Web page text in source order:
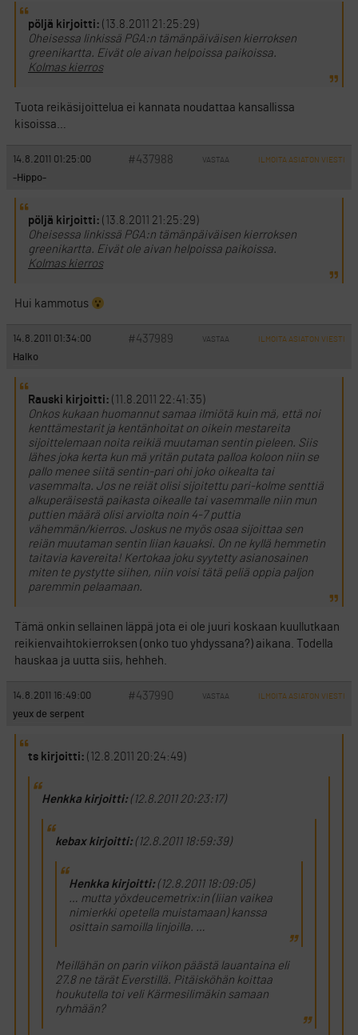
pöljä kirjoitti: (13.8.2011 21:25:29)
Oheisessa linkissä PGA:n tämänpäiväisen kierroksen
greenikartta. Eivät ole aivan helpoissa paikoissa.
Kolmas kierros
Tuota reikäsijoittelua ei kannata noudattaa kansallissa
kisoissa…
14.8.2011 01:25:00 #437988 VASTAA ILMOITA ASIATON VIESTI
-Hippo-
pöljä kirjoitti: (13.8.2011 21:25:29)
Oheisessa linkissä PGA:n tämänpäiväisen kierroksen
greenikartta. Eivät ole aivan helpoissa paikoissa.
Kolmas kierros
Hui kammotus
14.8.2011 01:34:00 #437989 VASTAA ILMOITA ASIATON VIESTI
Halko
Rauski kirjoitti: (11.8.2011 22:41:35)
Onkos kukaan huomannut samaa ilmiötä kuin mä, että noi
kenttämestarit ja kentänhoitat on oikein mestareita
sijoittelemaan noita reikiä muutaman sentin pieleen. Siis
lähes joka kerta kun mä yritän putata palloa koloon niin se
pallo menee siitä sentin-pari ohi joko oikealta tai
vasemmalta. Jos ne reiät olisi sijoitettu pari-kolme senttiä
alkuperäisestä paikasta oikealle tai vasemmalle niin mun
puttien määrä olisi arviolta noin 4-7 puttia
vähemmän/kierros. Joskus ne myös osaa sijoittaa sen
reiän muutaman sentin liian kauaksi. On ne kyllä hemmetin
taitavia kavereita! Kertokaa joku syytetty asianosainen
miten te pystytte siihen, niin voisi tätä peliä oppia paljon
paremmin pelaamaan.
Tämä onkin sellainen läppä jota ei ole juuri koskaan kuullutkaan
reikienvaihtokierroksen (onko tuo yhdyssana?) aikana. Todella
hauskaa ja uutta siis, hehheh.
14.8.2011 16:49:00 #437990 VASTAA ILMOITA ASIATON VIESTI
yeux de serpent
ts kirjoitti: (12.8.2011 20:24:49)
Henkka kirjoitti:(12.8.2011 20:23:17)
kebax kirjoitti:(12.8.2011 18:59:39)
Henkka kirjoitti:(12.8.2011 18:09:05)
… mutta yöxdeucemetrix:in (liian vaikea
nimierkki opetella muistamaan) kanssa
osittain samoilla linjoilla. …
Meillähän on parin viikon päästä lauantaina eli
27.8 ne tärät Everstillä. Pitäisköhän koittaa
houkutella toi veli Kärmesilimäkin samaan
ryhmään?